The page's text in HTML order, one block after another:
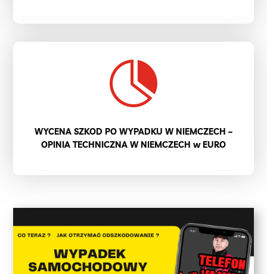

WYCENA SZKOD PO WYPADKU W NIEMCZECH –
OPINIA TECHNICZNA W NIEMCZECH w EURO